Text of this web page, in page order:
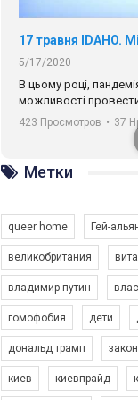
5/17/2020
В цьому році,
можливості провести
звернення про те, що
містах та не можемо
закликаємо всіх хто
солідарності,
підрозділи ГАУ є в
423 Просмотров • 37
Емоційний та
Метки
queer home Гей-
великобритания
владимир путин
гомофобия дети
дональд трамп
киев киевпрайд